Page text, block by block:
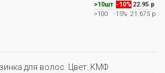
>10шт -10% 22.95 р
>100
-15% 21.675 р
для волос. Цвет: КМФ